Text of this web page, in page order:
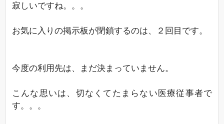
寂しいですね。。。
お気に入りの掲示板が閉鎖するのは、２回目です。
今度の利用先は、まだ決まっていません。
こんな思いは、切なくてたまらない医療従事者で
す。。。